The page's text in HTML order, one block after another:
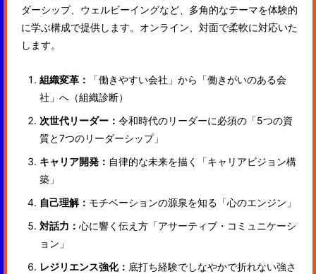
ダーシップ、ウェルビーイングなど、多角的なテーマを体験的
に学ぶ構成で提供します。オンライン、対面で柔軟に対応いた
します。
組織変革：
「働きやすい会社」から「働きがいのある会
社」へ（組織診断）
次世代リーダー： 令和時代のリーダーに必須の「5つの資
質と7つのリーダーシップ」
キャリア開発： 自律的な未来を描く「キャリアビジョン構
築」
自己理解： モチベーションの源泉を知る「心のエンジン」
対話力： 心に響く伝え方「アサーティブ・コミュニケーシ
ョン」
レジリエンス強化： 底打ち経験でしなやかで折れない強さ